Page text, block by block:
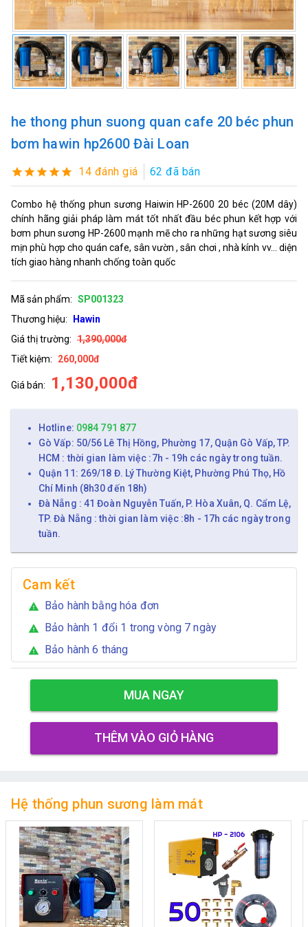
he thong phun suong quan cafe 20 béc phun
bơm hawin hp2600 Đài Loan
14 đánh giá 62 đã bán
Combo hệ thống phun sương Haiwin HP-2600 20 béc (20M dây)
chính hãng giải pháp làm mát tốt nhất đầu béc phun kết hợp với
bơm phun sương HP-2600 mạnh mẽ cho ra những hạt sương siêu
mịn phù hợp cho quán cafe, sân vườn , sân chơi , nhà kính vv... diện
tích giao hàng nhanh chống toàn quốc
Mã sản phẩm: SP001323
Thương hiệu:
Hawin
Giá thị trường: 1,390,000đ
Tiết kiệm:
260,000đ
Giá bán: 1,130,000đ
Hotline: 0984 791 877
Gò Vấp: 50/56 Lê Thị Hồng, Phường 17, Quận Gò Vấp, TP.
HCM : thời gian làm việc :7h - 19h các ngày trong tuần.
Quận 11: 269/18 Đ. Lý Thường Kiệt, Phường Phú Thọ, Hồ
Chí Minh (8h30 đến 18h)
Đà Nẵng : 41 Đoàn Nguyễn Tuấn, P. Hòa Xuân, Q. Cẩm Lệ,
TP. Đà Nẵng : thời gian làm việc :8h - 17h các ngày trong
tuần.
Cam kết
warning Bảo hành bằng hóa đơn
warning Bảo hành 1 đổi 1 trong vòng 7 ngày
warning Bảo hành 6 tháng
MUA NGAY
THÊM VÀO GIỎ HÀNG
Hệ thống phun sương làm mát